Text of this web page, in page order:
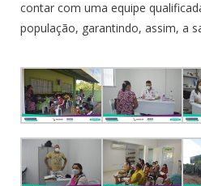
contar com uma equipe
população, garantindo, assim, a